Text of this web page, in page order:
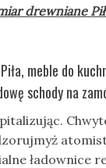
drewniane
meble do
schody na
ładownice